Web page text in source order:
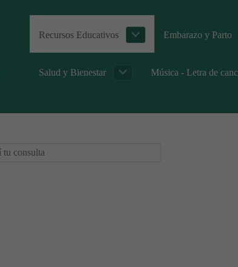
Recursos Educativos Embarazo y Parto
Salud y Bienestar Música - Letra de